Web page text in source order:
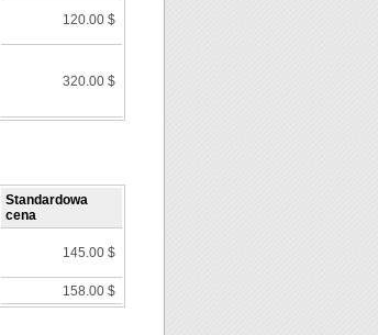
120.00 $
320.00 $
Standardowa
cena
145.00 $
158.00 $